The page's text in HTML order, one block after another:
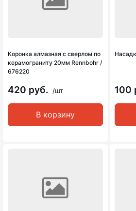
Коронка алмазная с сверлом по
керамограниту 20мм Rennbohr /
676220
420 руб. /шт
В корзину
100